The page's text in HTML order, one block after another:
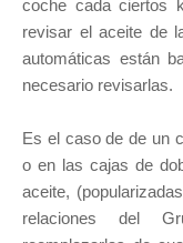
coche cada ciertos
revisar el aceite de
automáticas están
necesario revisarlas.
Es el caso de de un
o en las cajas de
aceite,
relaciones del